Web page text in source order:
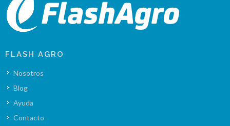
FLASH AGRO
Nosotros
Blog
Ayuda
Contacto